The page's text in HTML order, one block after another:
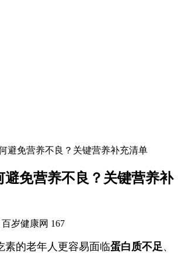
避免营养不良？关键营养补充清单
避免营养不良？关键营养补
百岁健康网 167
素的老年人更容易面临蛋白质不足 、